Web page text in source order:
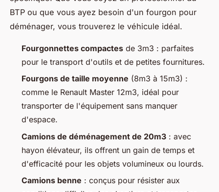
BTP ou que vous ayez besoin d'un fourgon pour
déménager, vous trouverez le véhicule idéal.
Fourgonnettes compactes de 3m3 : parfaites
pour le transport d'outils et de petites fournitures.
Fourgons de taille moyenne (8m3 à 15m3) :
comme le Renault Master 12m3, idéal pour
transporter de l'équipement sans manquer
d'espace.
Camions de déménagement de 20m3 : avec
hayon élévateur, ils offrent un gain de temps et
d'efficacité pour les objets volumineux ou lourds.
Camions benne : conçus pour résister aux